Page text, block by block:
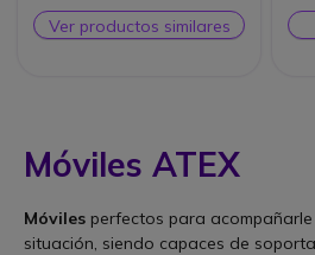
Ver productos similares
Móviles ATEX
Móviles perfectos para
situación, siendo capaces de